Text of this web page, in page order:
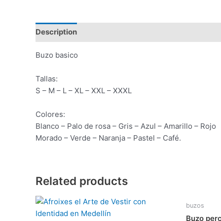
Description
Buzo basico
Tallas:
S – M – L – XL – XXL – XXXL
Colores:
Blanco – Palo de rosa – Gris – Azul – Amarillo – Rojo
Morado – Verde – Naranja – Pastel – Café.
Related products
buzos
Buzo